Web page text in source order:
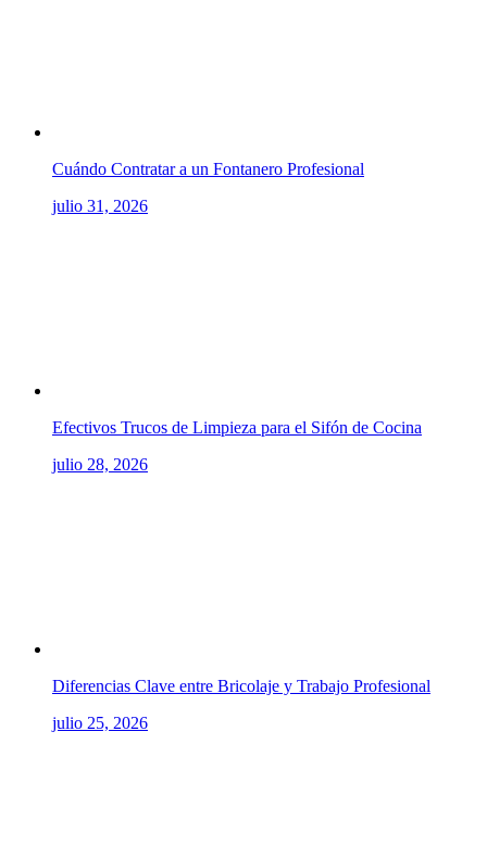
Cuándo Contratar a un Fontanero Profesional
julio 31, 2026
Efectivos Trucos de Limpieza para el Sifón de Cocina
julio 28, 2026
Diferencias Clave entre Bricolaje y Trabajo Profesional
julio 25, 2026